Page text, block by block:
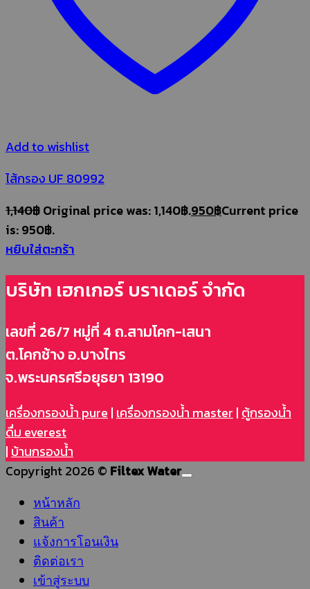
Add to wishlist
ไส้กรอง UF 80992
1,140฿Original price was: 1,140฿.950฿Current price
is: 950฿.
หยิบใส่ตะกร้า
บริษัท เฮกเกอร์ บราเดอร์ จำกัด
เลขที่ 26/7 หมู่ที่ 4 ถ.สามโคก-เสนา
ต.โคกช้าง อ.บางไทร
จ.พระนครศรีอยุธยา 13190
เครื่องกรองน้ำ pure | เครื่องกรองน้ำ master | ตู้กรองน้ำ
ดื่ม everest
| บ้านกรองน้ำ
Copyright 2026 © Filtex Water
หน้าหลัก
สินค้า
แจ้งการโอนเงิน
ติดต่อเรา
เข้าสู่ระบบ